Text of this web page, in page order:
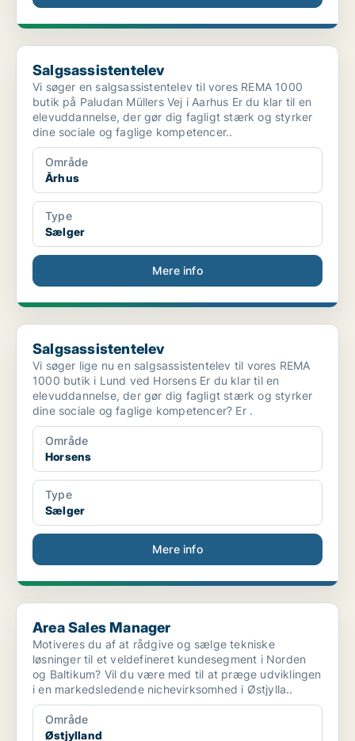
Salgsassistentelev
Salgsassistentelev
Vi søger en salgsassistentelev til vores REMA 1000
butik på Paludan Müllers Vej i Aarhus Er du klar til en
elevuddannelse, der gør dig fagligt stærk og styrker
dine sociale og faglige kompetencer..
Område
Århus
Type
Sælger
Mere info
Salgsassistentelev
Salgsassistentelev
Vi søger lige nu en salgsassistentelev til vores REMA
1000 butik i Lund ved Horsens Er du klar til en
elevuddannelse, der gør dig fagligt stærk og styrker
dine sociale og faglige kompetencer? Er .
Område
Horsens
Type
Sælger
Mere info
Area Sales Manager
Area Sales Manager
Motiveres du af at rådgive og sælge tekniske
løsninger til et veldefineret kundesegment i Norden
og Baltikum? Vil du være med til at præge udviklingen
i en markedsledende nichevirksomhed i Østjylla..
Område
Østjylland